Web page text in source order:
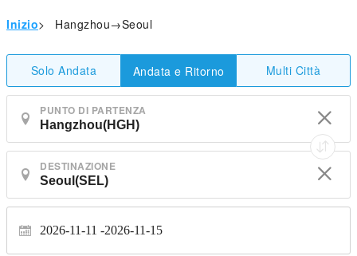
Inizio> Hangzhou→Seoul
Solo Andata Andata e Ritorno Multi Città
PUNTO DI PARTENZA
DESTINAZIONE
2026-11-11 2026-11-15